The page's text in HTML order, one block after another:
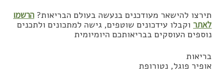
תירצו להישאר מעודכנים בנעשה בעולם הבריאות? הרשמו
לאתר וקבלו עידכונים שוטפים, גישה למתכונים ולתכנים
נוספים העוסקים בבריאותכם היומיומית
בריאות
אופיר פוגל, נטורופת